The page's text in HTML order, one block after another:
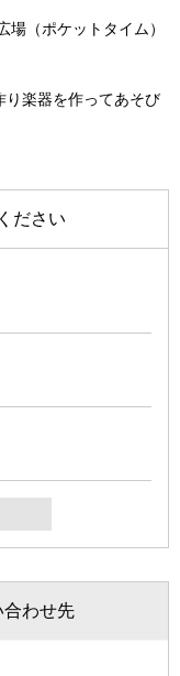
（ポケットタイム）
楽器を作ってあそび
ださい
合わせ先